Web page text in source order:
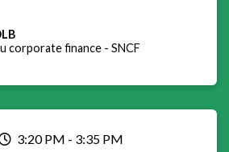
corporate finance - SNCF
3:20 PM - 3:35 PM